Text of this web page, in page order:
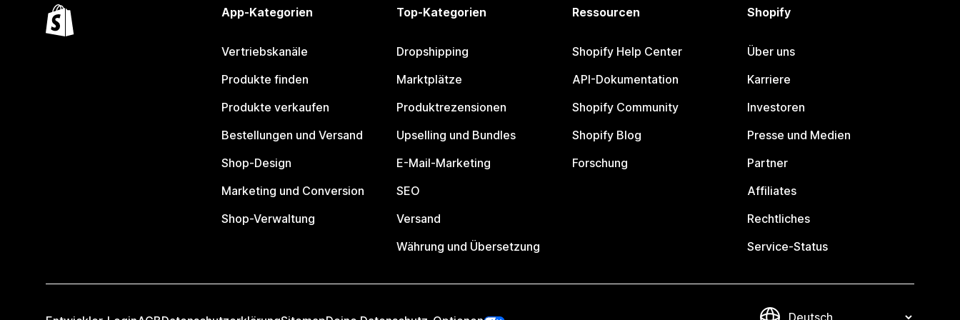
App-Kategorien
Vertriebskanäle
Produkte finden
Produkte verkaufen
Bestellungen und Versand
Shop-Design
Marketing und Conversion
Shop-Verwaltung
Top-Kategorien
Dropshipping
Marktplätze
Produktrezensionen
Upselling und Bundles
E-Mail-Marketing
SEO
Versand
Währung und Übersetzung
Ressourcen
Shopify Help Center
API-Dokumentation
Shopify Community
Shopify Blog
Forschung
Shopify
Über uns
Karriere
Investoren
Presse und Medien
Partner
Affiliates
Rechtliches
Service-Status